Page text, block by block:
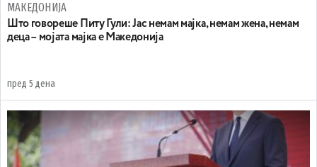
МАКЕДОНИЈА
Што говореше Питу Гули: Јас немам мајка, немам жена, немам
деца – мојата мајка е Македонија
пред 5 дена